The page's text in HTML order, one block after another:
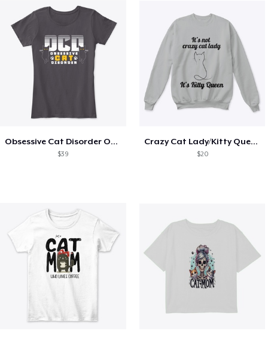
Obsessive Cat Disorder OCD Kittens Lover
$39
Crazy Cat Lady/Kitty Queen
$20